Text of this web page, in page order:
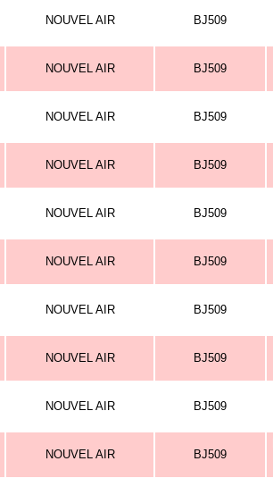
NOUVEL AIR BJ509
NOUVEL AIR BJ509
NOUVEL AIR BJ509
NOUVEL AIR BJ509
NOUVEL AIR BJ509
NOUVEL AIR BJ509
NOUVEL AIR BJ509
NOUVEL AIR BJ509
NOUVEL AIR BJ509
NOUVEL AIR BJ509